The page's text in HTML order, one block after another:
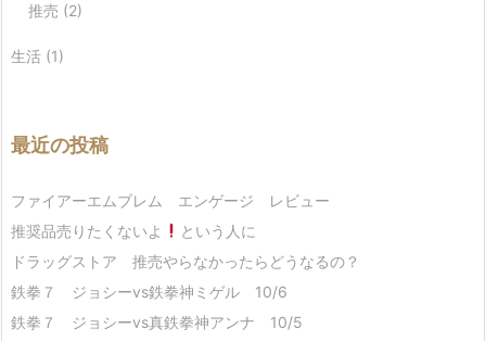
推売 (2)
生活 (1)
最近の投稿
ファイアーエムブレム エンゲージ レビュー
推奨品売りたくないよ
という人に
ドラッグストア 推売やらなかったらどうなるの？
鉄拳７ ジョシーvs鉄拳神ミゲル 10/6
鉄拳７ ジョシーvs真鉄拳神アンナ 10/5